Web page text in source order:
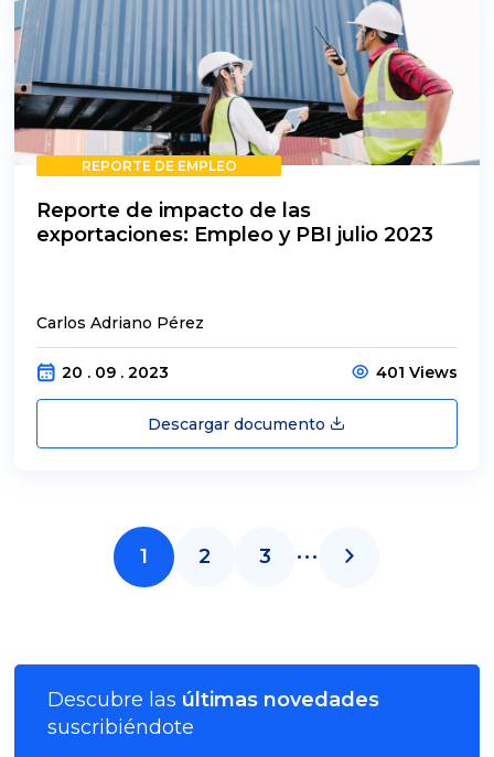
REPORTE DE EMPLEO
Reporte de impacto de las
exportaciones: Empleo y PBI julio 2023
Carlos Adriano Pérez
20 . 09 . 2023 401 Views
Descargar documento
1 2 3 ...
Descubre las últimas novedades
suscribiéndote